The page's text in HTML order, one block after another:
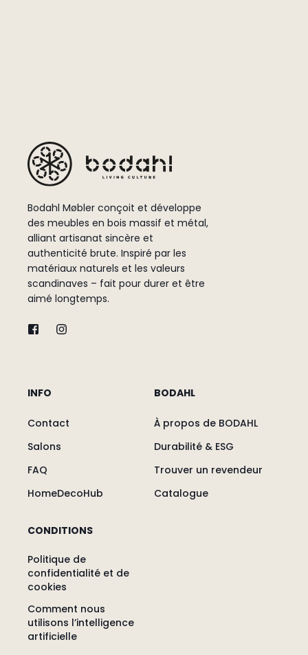
Bodahl Møbler conçoit et développe
des meubles en bois massif et métal,
alliant artisanat sincère et
authenticité brute. Inspiré par les
matériaux naturels et les valeurs
scandinaves – fait pour durer et être
aimé longtemps.
INFO
Contact
Salons
FAQ
HomeDecoHub
BODAHL
À propos de BODAHL
Durabilité & ESG
Trouver un revendeur
Catalogue
CONDITIONS
Politique de
confidentialité et de
cookies
Comment nous
utilisons l’intelligence
artificielle